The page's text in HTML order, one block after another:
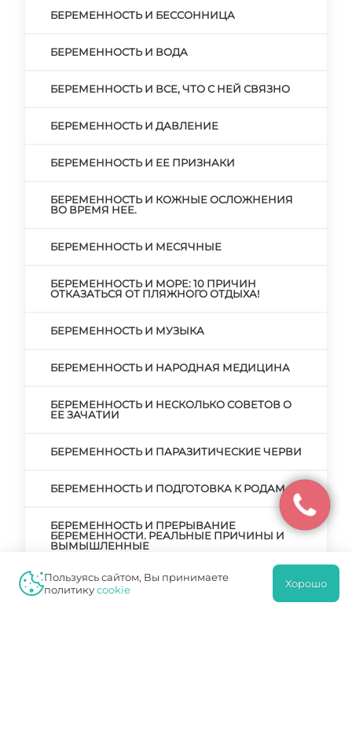
БЕРЕМЕННОСТЬ И БЕССОННИЦА
БЕРЕМЕННОСТЬ И ВОДА
БЕРЕМЕННОСТЬ И ВСЕ, ЧТО С НЕЙ СВЯЗНО
БЕРЕМЕННОСТЬ И ДАВЛЕНИЕ
БЕРЕМЕННОСТЬ И ЕЕ ПРИЗНАКИ
БЕРЕМЕННОСТЬ И КОЖНЫЕ ОСЛОЖНЕНИЯ
ВО ВРЕМЯ НЕЕ.
БЕРЕМЕННОСТЬ И МЕСЯЧНЫЕ
БЕРЕМЕННОСТЬ И МОРЕ: 10 ПРИЧИН
ОТКАЗАТЬСЯ ОТ ПЛЯЖНОГО ОТДЫХА!
БЕРЕМЕННОСТЬ И МУЗЫКА
БЕРЕМЕННОСТЬ И НАРОДНАЯ МЕДИЦИНА
БЕРЕМЕННОСТЬ И НЕСКОЛЬКО СОВЕТОВ О
ЕЕ ЗАЧАТИИ
БЕРЕМЕННОСТЬ И ПАРАЗИТИЧЕСКИЕ ЧЕРВИ
БЕРЕМЕННОСТЬ И ПОДГОТОВКА К РОДАМ
БЕРЕМЕННОСТЬ И ПРЕРЫВАНИЕ
БЕРЕМЕННОСТИ. РЕАЛЬНЫЕ ПРИЧИНЫ И
ВЫМЫШЛЕННЫЕ
БЕРЕМЕННОСТЬ И РОДЫ
Пользуясь сайтом, Вы принимаете
политикуcookie Хорошо